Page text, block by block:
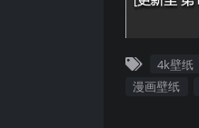
4k壁纸
漫画壁纸